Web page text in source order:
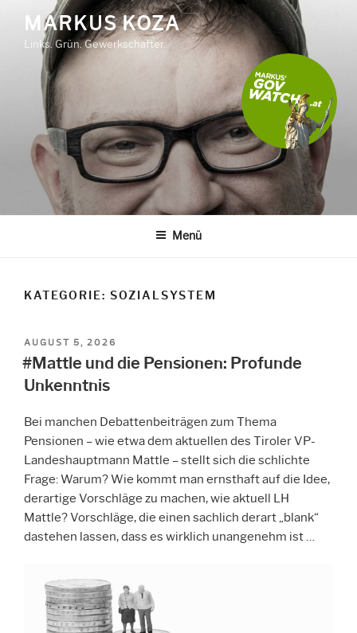
Inhalt
springen
MARKUS KOZA
Links. Grün. Gewerkschafter.
Menü
KATEGORIE: SOZIALSYSTEM
VERÖFFENTLICHT
AM
AUGUST 5, 2026
#Mattle und die Pensionen: Profunde
Unkenntnis
Bei manchen Debattenbeiträgen zum Thema
Pensionen – wie etwa dem aktuellen des Tiroler VP-
Landeshauptmann Mattle – stellt sich die schlichte
Frage: Warum? Wie kommt man ernsthaft auf die Idee,
derartige Vorschläge zu machen, wie aktuell LH
Mattle? Vorschläge, die einen sachlich derart „blank“
dastehen lassen, dass es wirklich unangenehm ist …